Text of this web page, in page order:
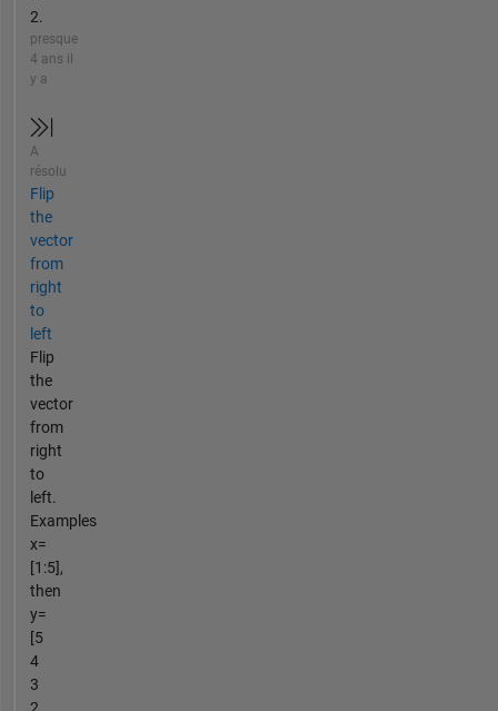
2.
presque
4 ans il
y a
A
résolu
Flip
the
vector
from
right
to
left
Flip
the
vector
from
right
to
left.
Examples
x=
[1:5],
then
y=
[5
4
3
2